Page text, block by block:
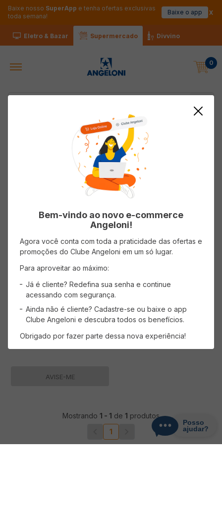
Baixe nosso SuperApp e tenha ofertas exclusivas
toda semana!
Baixe o app
Eletro & Bazar Supermercado Divvino
0
Busque o que deseja
PURO COCO
PURO COCO
1 produto
Água de Coco PURO COCO 1L
AVISE-ME
Mostrando 1 - 1 de 1 produtos
1
Bem-vindo ao novo e-commerce
Angeloni!
Agora você conta com toda a praticidade das ofertas e
promoções do Clube Angeloni em um só lugar.
Para aproveitar ao máximo:
Já é cliente? Redefina sua senha e continue
acessando com segurança.
Ainda não é cliente? Cadastre-se ou baixe o app
Clube Angeloni e descubra todos os benefícios.
Obrigado por fazer parte dessa nova experiência!